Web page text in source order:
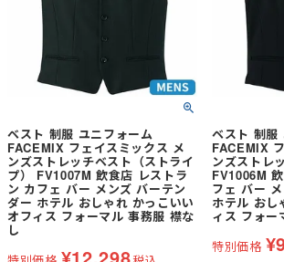
ベスト 制服 ユニフォーム
FACEMIX フェイスミックス メ
ンズストレッチベスト（ストライ
プ） FV1007M 飲食店 レストラ
ン カフェ バー メンズ バーテン
ダー ホテル おしゃれ かっこいい
オフィス フォーマル 事務服 襟な
し
ベスト 制服
FACEMIX
ンズストレ
FV1006M
フェ バー
ホテル おし
ィス フォー
特別価格 ¥